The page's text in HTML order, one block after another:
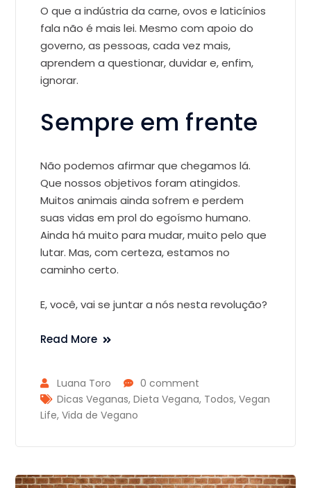
O que a indústria da carne, ovos e laticínios
fala não é mais lei. Mesmo com apoio do
governo, as pessoas, cada vez mais,
aprendem a questionar, duvidar e, enfim,
ignorar.
Sempre em frente
Não podemos afirmar que chegamos lá.
Que nossos objetivos foram atingidos.
Muitos animais ainda sofrem e perdem
suas vidas em prol do egoísmo humano.
Ainda há muito para mudar, muito pelo que
lutar. Mas, com certeza, estamos no
caminho certo.
E, você, vai se juntar a nós nesta revolução?
Read More
Luana Toro
0 comment
Dicas Veganas,Dieta Vegana, Todos,Vegan
Life,Vida de Vegano